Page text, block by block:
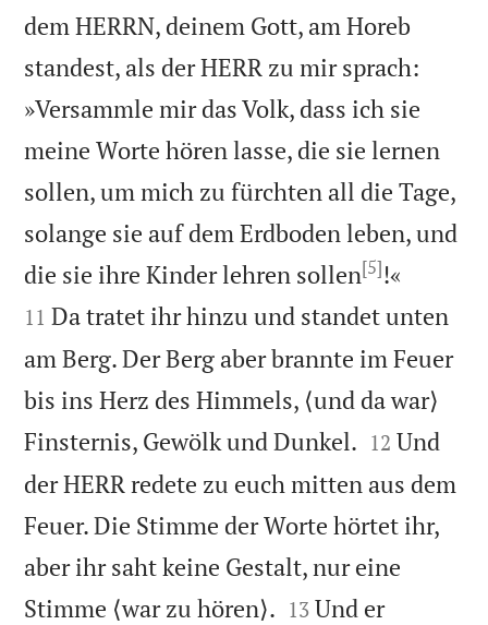
dem HERRN, deinem Gott, am Horeb
standest, als der HERR zu mir sprach:
»Versammle mir das Volk, dass ich sie
meine Worte hören lasse, die sie lernen
sollen, um mich zu fürchten all die Tage,
solange sie auf dem Erdboden leben, und
die sie ihre Kinder lehren sollen[5]!«
11 Da tratet ihr hinzu und standet unten
am Berg. Der Berg aber brannte im Feuer
bis ins Herz des Himmels, ⟨und da war⟩
Finsternis, Gewölk und Dunkel. 

12 Und
der HERR redete zu euch mitten aus dem
Feuer. Die Stimme der Worte hörtet ihr,
aber ihr saht keine Gestalt, nur eine
Stimme ⟨war zu hören⟩. 

13 Und er